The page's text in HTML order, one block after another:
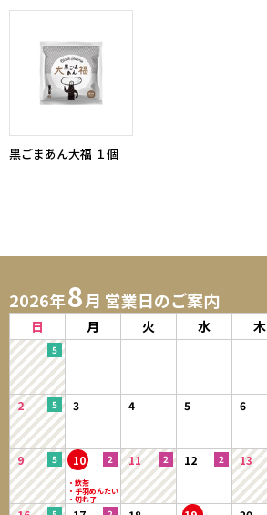
黒ごまあん大福 １個
2026年8月 営業日のご案内
日 月 火 水 木
2 3 4 5 6
9 10 11 12 13